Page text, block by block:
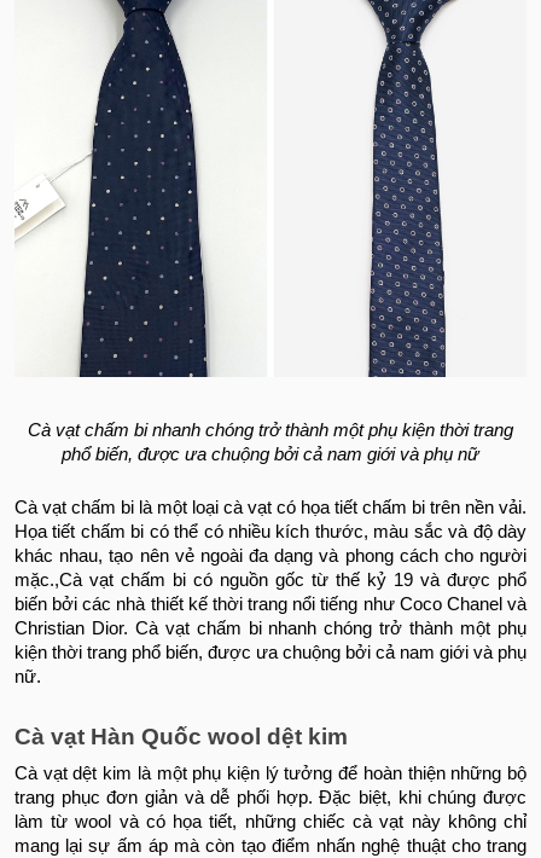
Cà vạt chấm bi nhanh chóng trở thành một phụ kiện thời trang
phổ biến, được ưa chuộng bởi cả nam giới và phụ nữ
Cà vạt chấm bi là một loại cà vạt có họa tiết chấm bi trên nền vải.
Họa tiết chấm bi có thể có nhiều kích thước, màu sắc và độ dày
khác nhau, tạo nên vẻ ngoài đa dạng và phong cách cho người
mặc.,Cà vạt chấm bi có nguồn gốc từ thế kỷ 19 và được phổ
biến bởi các nhà thiết kế thời trang nổi tiếng như Coco Chanel và
Christian Dior. Cà vạt chấm bi nhanh chóng trở thành một phụ
kiện thời trang phổ biến, được ưa chuộng bởi cả nam giới và phụ
nữ.
Cà vạt Hàn Quốc wool dệt kim
Cà vạt dệt kim là một phụ kiện lý tưởng để hoàn thiện những bộ
trang phục đơn giản và dễ phối hợp. Đặc biệt, khi chúng được
làm từ wool và có họa tiết, những chiếc cà vạt này không chỉ
mang lại sự ấm áp mà còn tạo điểm nhấn nghệ thuật cho trang